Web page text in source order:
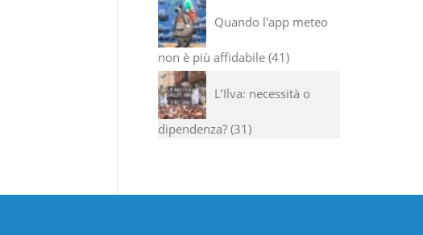
Quando l'app meteo
non è più affidabile 41
L’Ilva: necessità o
dipendenza? 31